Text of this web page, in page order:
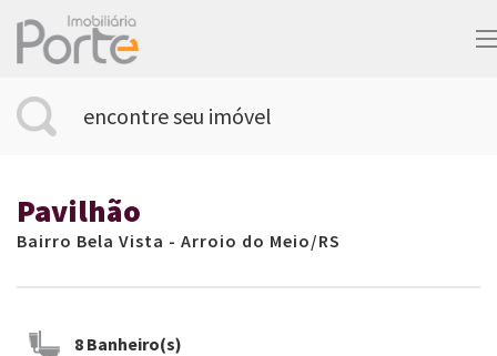
encontre seu imóvel
Pavilhão
Bairro Bela Vista - Arroio do Meio/RS
8 Banheiro(s)